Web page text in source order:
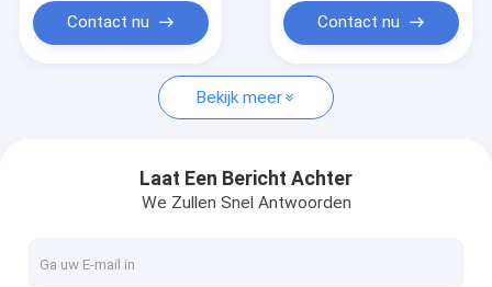
Nieuws
Auto Schoonmakende Borstels
Schoonmakende Rolborstel
Contact nu Contact nu
Bekijk meer
Laat Een Bericht Achter
We Zullen Snel Antwoorden